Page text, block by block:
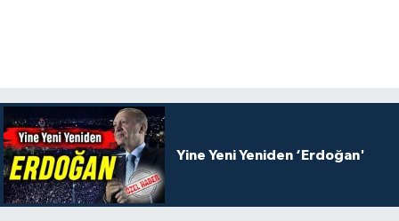
Yine Yeni Yeniden ‘Erdoğan'